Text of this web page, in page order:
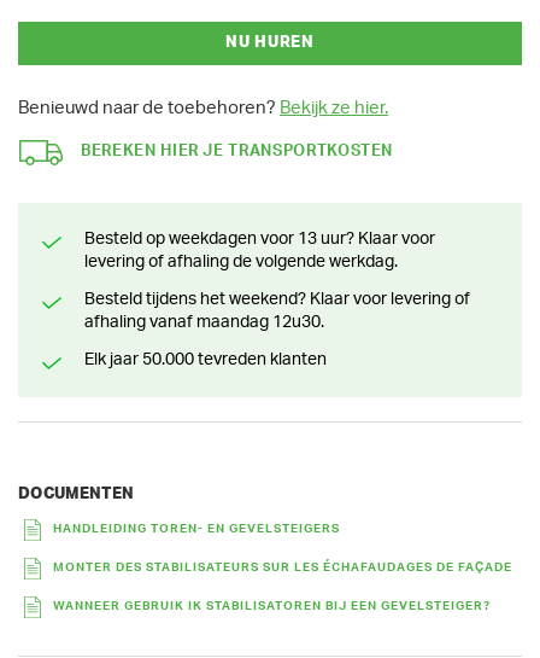
NU HUREN
Benieuwd naar de toebehoren? Bekijk ze hier.
BEREKEN HIER JE TRANSPORTKOSTEN
Besteld op weekdagen voor 13 uur? Klaar voor
levering of afhaling de volgende werkdag.
Besteld tijdens het weekend? Klaar voor levering of
afhaling vanaf maandag 12u30.
Elk jaar 50.000 tevreden klanten
DOCUMENTEN
HANDLEIDING TOREN- EN GEVELSTEIGERS
MONTER DES STABILISATEURS SUR LES ÉCHAFAUDAGES DE FAÇADE
WANNEER GEBRUIK IK STABILISATOREN BIJ EEN GEVELSTEIGER?